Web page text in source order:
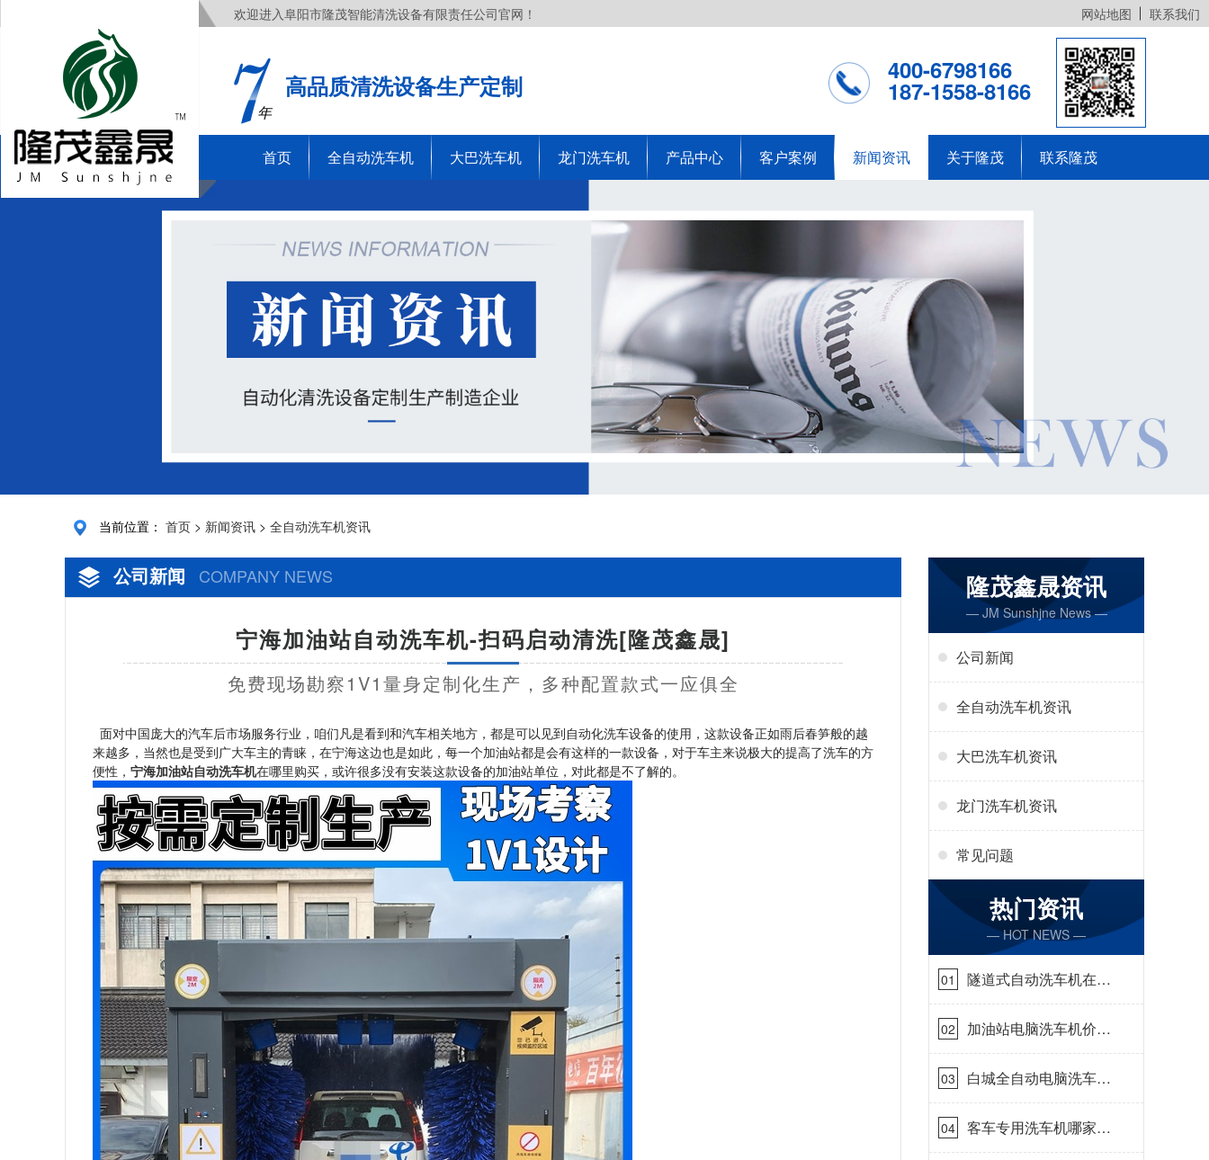
欢迎进入阜阳市隆茂智能清洗设备有限责任公司官网！ 网站地图 联系我们
年
高品质清洗设备生产定制
400-6798166
187-1558-8166
首页 全自动洗车机 大巴洗车机 龙门洗车机 产品中心 客户案例 新闻资讯 关于隆茂 联系隆茂
当前位置： 首页 > 新闻资讯 > 全自动洗车机资讯
公司新闻 COMPANY NEWS
宁海加油站自动洗车机-扫码启动清洗[隆茂鑫晟]
免费现场勘察1V1量身定制化生产，多种配置款式一应俱全
面对中国庞大的汽车后市场服务行业，咱们凡是看到和汽车相关地方，都是可以见到自动化洗车设备的使用，这款设备正如雨后春笋般的越
来越多，当然也是受到广大车主的青睐，在宁海这边也是如此，每一个加油站都是会有这样的一款设备，对于车主来说极大的提高了洗车的方
便性， 宁海加油站自动洗车机在哪里购买，或许很多没有安装这款设备的加油站单位，对此都是不了解的。
隆茂鑫晟资讯
— JM Sunshjne News —
公司新闻
全自动洗车机资讯
大巴洗车机资讯
龙门洗车机资讯
常见问题
热门资讯
— HOT NEWS —
01
隧道式自动洗车机在哪
里购买[隆茂鑫晟]
02
加油站电脑洗车机价格
怎么样[隆茂鑫晟]
03
白城全自动电脑洗车
机-ADV防冻冬季正常
使用[隆茂鑫晟]
04
客车专用洗车机哪家的
好[隆茂鑫晟]